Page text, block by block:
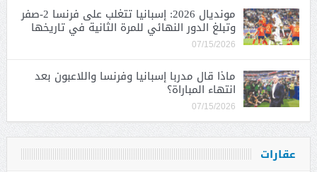
مونديال 2026: إسبانيا تتغلب على فرنسا 2-صفر
وتبلغ الدور النهائي للمرة الثانية في تاريخها
07/15/2026
ماذا قال مدربا إسبانيا وفرنسا واللاعبون بعد
انتهاء المباراة؟
07/15/2026
عقارات